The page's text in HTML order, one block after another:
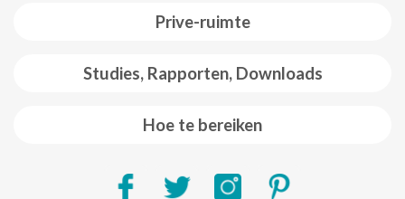
Prive-ruimte
Studies, Rapporten, Downloads
Hoe te bereiken